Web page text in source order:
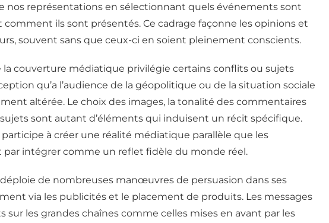
nos représentations en sélectionnant quels événements sont
ils sont présentés. Ce cadrage façonne les opinions et
souvent sans que ceux-ci en soient pleinement conscients.
la couverture médiatique privilégie certains conflits ou sujets
qu’a l’audience de la géopolitique ou de la situation sociale
altérée. Le choix des images, la tonalité des commentaires
sont autant d’éléments qui induisent un récit spécifique.
participe à créer une réalité médiatique parallèle que les
par intégrer comme un reflet fidèle du monde réel.
de nombreuses manœuvres de persuasion dans ses
via les publicités et le placement de produits. Les messages
sur les grandes chaînes comme celles mises en avant par les